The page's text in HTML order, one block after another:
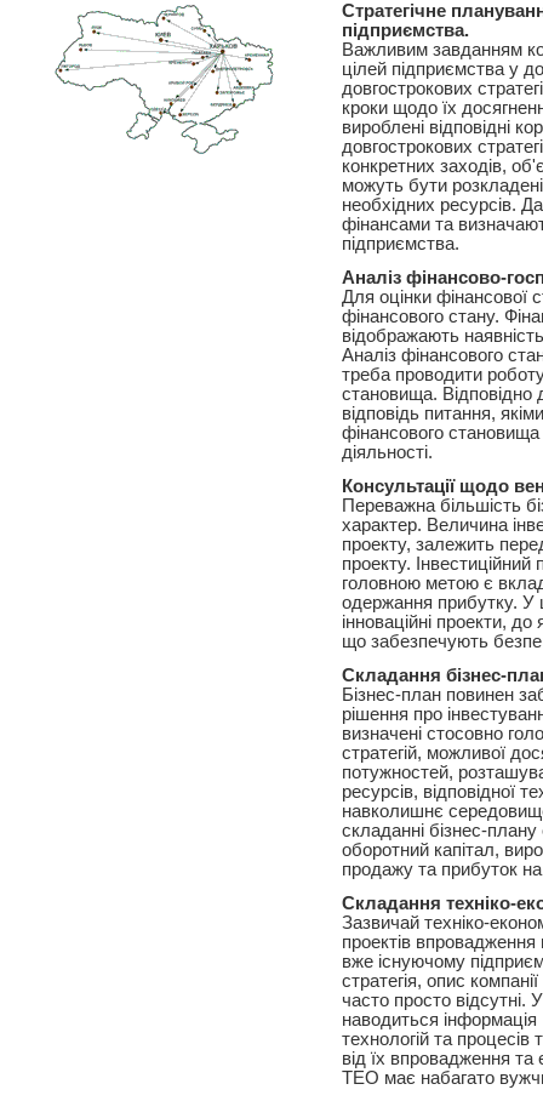
Стратегічне
підприємства.
Важливим завданням
цілей підприємства у
довгострокових
кроки щодо їх
вироблені відповідні
довгострокових
конкретних заходів,
можуть бути
необхідних ресурсів.
фінансами та
підприємства.
Аналіз фінансово-
Для оцінки фінансової
фінансового стану.
відображають
Аналіз фінансового
треба проводити
становища. Відповідно
відповідь питання,
фінансового становища
діяльності.
Консультації щодо
Переважна більшість
характер. Величина
проекту, залежить
проекту.
головною метою є
одержання прибутку. У
інноваційні проекти,
що забезпечують
Складання бізнес-
Бізнес-план повинен
рішення про
визначені стосовно
стратегій, можливої
потужностей,
ресурсів, відповідної
навколишнє
складанні бізнес-
оборотний капітал,
продажу та прибуток
Складання техніко-
Зазвичай техніко-
проектів впровадження
вже існуючому
стратегія, опис
часто просто відсутні.
наводиться
технологій та процесів
від їх впровадження та
ТЕО має набагато